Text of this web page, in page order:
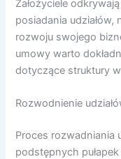
Założyciele
posiadania udziałów,
rozwoju swojego
umowy warto
dotyczące struktury
Rozwodnienie
Proces rozwadniania
podstępnych